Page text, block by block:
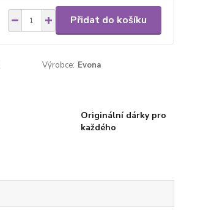
Přidat do košíku
Výrobce: Evona
Originální dárky pro
každého